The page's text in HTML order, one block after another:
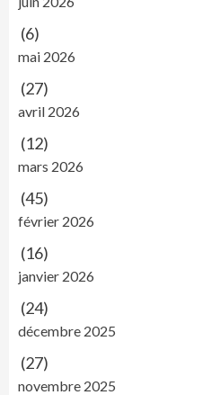
(6)
mai 2026
(27)
avril 2026
(12)
mars 2026
(45)
février 2026
(16)
janvier 2026
(24)
décembre 2025
(27)
novembre 2025